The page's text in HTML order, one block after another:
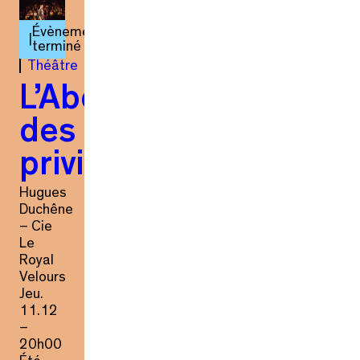
Évènement
terminé
Théâtre
L’Abolition
des
privilèges
Hugues
Duchêne
– Cie
Le
Royal
Velours
Jeu.
11.12
–
20h00